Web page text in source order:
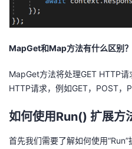
MapGet和Map方法有什么区别？
MapGet方法将处理GET HTTP
HTTP请求，例如GET，POST，
如何使用Run() 扩展方
首先我们需要了解如何使用